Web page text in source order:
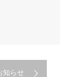
知らせ